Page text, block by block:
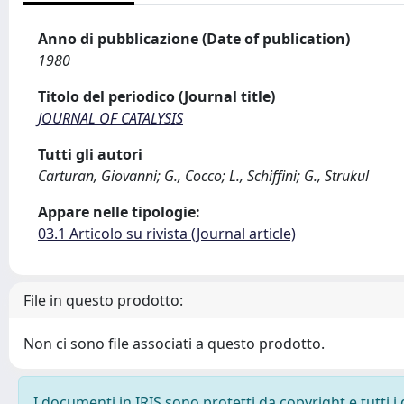
Anno di pubblicazione (Date of publication)
1980
Titolo del periodico (Journal title)
JOURNAL OF CATALYSIS
Tutti gli autori
Carturan, Giovanni; G., Cocco; L., Schiffini; G., Strukul
Appare nelle tipologie:
03.1 Articolo su rivista (Journal article)
File in questo prodotto:
Non ci sono file associati a questo prodotto.